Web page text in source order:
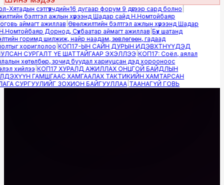
сэтгүүлчдийн16 дугаар форум 9 дүгээр сард болно|
бэлтгэл ажлын хүрээнд Шадар сайд Н.Номтойбаяр
аймагт ажиллав|Өвөлжилтийн бэлтгэл ажлын хүрээнд Шадар
Дорнод, Сүхбаатар аймагт ажиллав|Бүх шатанд
горимд шилжиж, найр наадам, зөвлөгөөн, гадаад
хориглолоо|КОП17-ЫН САЙН ДУРЫН ИДЭВХТНҮҮДЭД
СУРГАЛТ ҮЕ ШАТТАЙГААР ЭХЭЛЛЭЭ|КОП17: Соёл, аялал
хөтөлбөр, зочид буудал хариуцсан дэд хорооноос
хийлээ|КОП17 ХУРАЛД АЖИЛЛАХ ОНЦГОЙ БАЙДЛЫН
ГАМШГААС ХАМГААЛАХ ТАКТИКИЙН ХАМТАРСАН
СУРГУУЛИЙГ ЗОХИОН БАЙГУУЛЛАА|ТААНАГҮЙ ГОВЬ